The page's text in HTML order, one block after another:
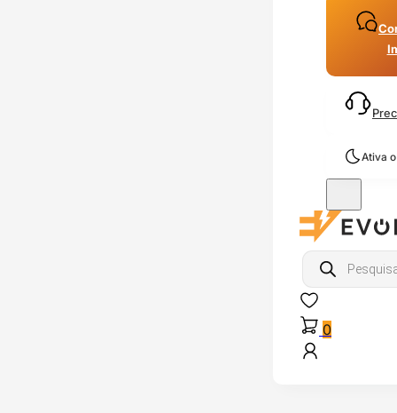
Ativa
Products
search
0